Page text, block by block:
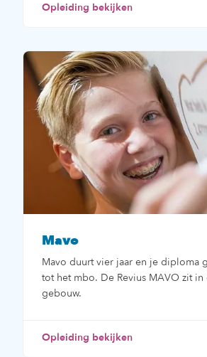
Opleiding bekijken
Mavo
Mavo duurt vier jaar en je diploma
tot het mbo. De Revius MAVO zit in
gebouw.
Opleiding bekijken